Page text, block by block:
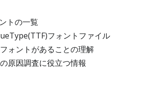
トの一覧
フォントファイル
ォントがあることの理解
原因調査に役立つ情報